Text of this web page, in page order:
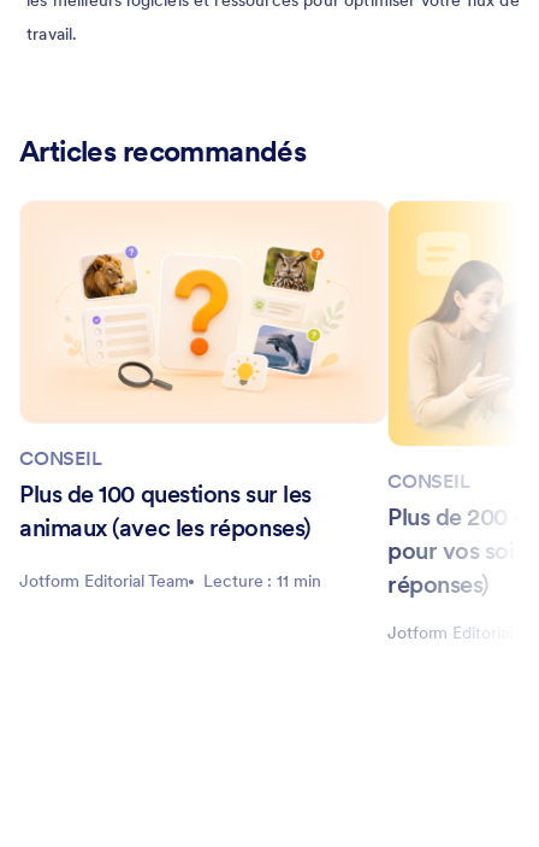
travail.
Articles recommandés
CONSEIL
Plus de 100 questions sur les
animaux (avec les réponses)
Jotform Editorial Team Lecture : 11 min
CONSEIL
Plus de 200
pour vos
réponses)
Jotform Editorial